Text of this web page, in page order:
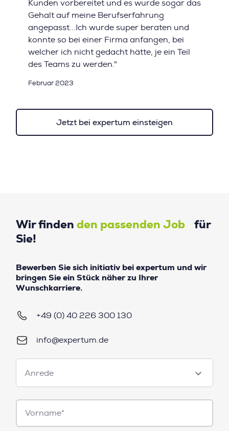
Kunden vorbereitet und es wurde sogar das
Gehalt auf meine Berufserfahrung
angepasst...Ich wurde super beraten und
konnte so bei einer Firma anfangen, bei
welcher ich nicht gedacht hätte, je ein Teil
des Teams zu werden."
Februar 2023
Jetzt bei expertum einsteigen
Wir finden den passenden Job für
Sie!
Bewerben Sie sich initiativ bei expertum und wir
bringen Sie ein Stück näher zu Ihrer
Wunschkarriere.
+49 (0) 40 226 300 130
info@expertum.de
Anrede
Anrede
Vorname*